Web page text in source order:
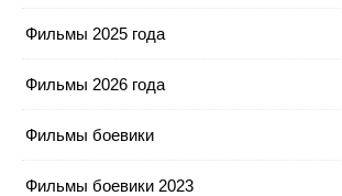
Фильмы 2025 года
Фильмы 2026 года
Фильмы боевики
Фильмы боевики 2023